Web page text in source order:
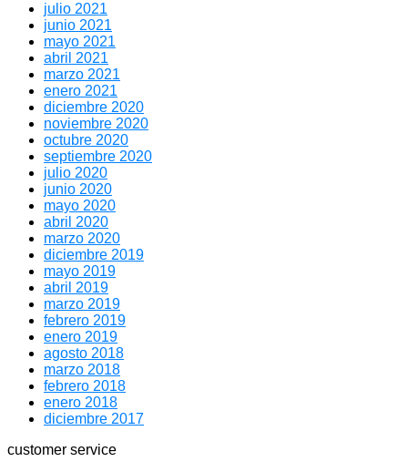
julio 2021
junio 2021
mayo 2021
abril 2021
marzo 2021
enero 2021
diciembre 2020
noviembre 2020
octubre 2020
septiembre 2020
julio 2020
junio 2020
mayo 2020
abril 2020
marzo 2020
diciembre 2019
mayo 2019
abril 2019
marzo 2019
febrero 2019
enero 2019
agosto 2018
marzo 2018
febrero 2018
enero 2018
diciembre 2017
customer service